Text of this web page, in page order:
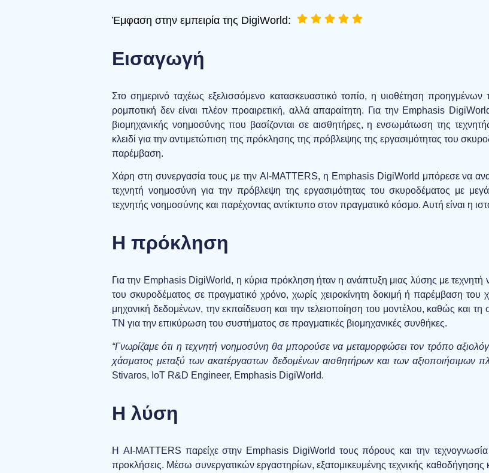
Έμφαση στην εμπειρία της DigiWorld:
Εισαγωγή
Στο σημερινό ταχέως εξελισσόμενο κατασκευαστικό τοπίο, η υιοθέτηση
ρομποτική δεν είναι πλέον προαιρετική, αλλά απαραίτητη. Για την Emphasis
βιομηχανικής νοημοσύνης που βασίζονται σε αισθητήρες, η ενσωμάτωση της
κλειδί για την αντιμετώπιση της πρόκλησης της πρόβλεψης της εργασιμότητας του
παρέμβαση.
Χάρη στη συνεργασία τους με την AI-MATTERS, η Emphasis DigiWorld μπόρεσε να
τεχνητή νοημοσύνη για την πρόβλεψη της εργασιμότητας του σκυροδέματος με
τεχνητής νοημοσύνης και παρέχοντας αντίκτυπο στον πραγματικό κόσμο. Αυτή είναι η
Η πρόκληση
Για την Emphasis DigiWorld, η κύρια πρόκληση ήταν η ανάπτυξη μιας λύσης με τεχνητή
του σκυροδέματος σε πραγματικό χρόνο, χωρίς χειροκίνητη δοκιμή ή παρέμβαση του
μηχανική δεδομένων, την εκπαίδευση και την τελειοποίηση του μοντέλου, καθώς και
ΤΝ για την επικύρωση του συστήματος σε πραγματικές βιομηχανικές συνθήκες.
“Γνωρίζαμε ότι η τεχνητή νοημοσύνη θα μπορούσε να μεταμορφώσει τον τρόπο
χάσματος μεταξύ των ακατέργαστων δεδομένων αισθητήρων και των αξιοποιήσιμων
Stivaros, IoT R&D Engineer, Emphasis DigiWorld.
Η λύση
Η AI-MATTERS παρείχε στην Emphasis DigiWorld τους πόρους και την τεχνογνωσία
προκλήσεις. Μέσω συνεργατικών εργαστηρίων, εξατομικευμένης τεχνικής